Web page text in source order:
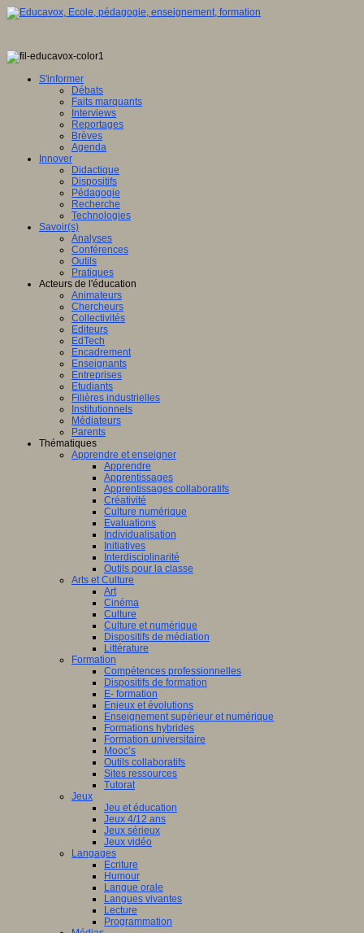
S'informer
Débats
Faits marquants
Interviews
Reportages
Brèves
Agenda
Innover
Didactique
Dispositifs
Pédagogie
Recherche
Technologies
Savoir(s)
Analyses
Conférences
Outils
Pratiques
Acteurs de l'éducation
Animateurs
Chercheurs
Collectivités
Editeurs
EdTech
Encadrement
Enseignants
Entreprises
Etudiants
Filières industrielles
Institutionnels
Médiateurs
Parents
Thématiques
Apprendre et enseigner
Apprendre
Apprentissages
Apprentissages collaboratifs
Créativité
Culture numérique
Evaluations
Individualisation
Initiatives
Interdisciplinarité
Outils pour la classe
Arts et Culture
Art
Cinéma
Culture
Culture et numérique
Dispositifs de médiation
Littérature
Formation
Compétences professionnelles
Dispositifs de formation
E- formation
Enjeux et évolutions
Enseignement supérieur et numérique
Formations hybrides
Formation universitaire
Mooc’s
Outils collaboratifs
Sites ressources
Tutorat
Jeux
Jeu et éducation
Jeux 4/12 ans
Jeux sérieux
Jeux vidéo
Langages
Ecriture
Humour
Langue orale
Langues vivantes
Lecture
Programmation